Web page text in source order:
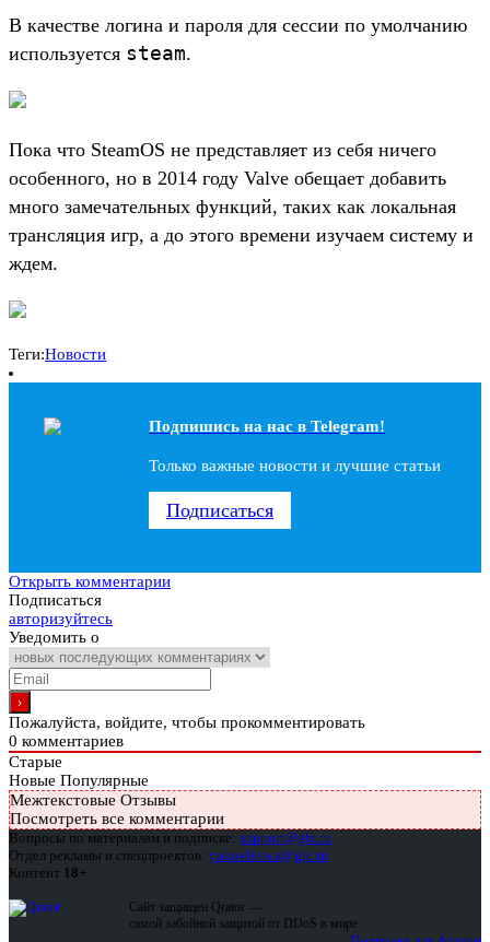
В качестве логина и пароля для сессии по умолчанию
используется steam.
Пока что SteamOS не представляет из себя ничего
особенного, но в 2014 году Valve обещает добавить
много замечательных функций, таких как локальная
трансляция игр, а до этого времени изучаем систему и
ждем.
Теги:Новости
Подпишись на наc в Telegram!
Только важные новости и лучшие статьи
Подписаться
Открыть комментарии
Подписаться
авторизуйтесь
Уведомить о
Пожалуйста, войдите, чтобы прокомментировать
0 комментариев
Старые
Новые Популярные
Межтекстовые Отзывы
Посмотреть все комментарии
Вопросы по материалам и подписке: support@glc.ru
Отдел рекламы и спецпроектов: yakovleva.a@glc.ru
Контент 18+
Сайт защищен Qrator —
самой забойной защитой от DDoS в мире